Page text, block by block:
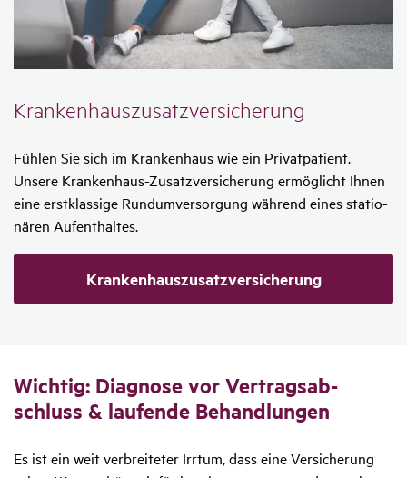
Kran­ken­haus­zu­satz­ver­si­che­rung
Fühlen Sie sich im Kran­ken­haus wie ein Privat­pa­tient.
Unsere Kran­ken­haus-Zusatz­ver­si­che­rung ermög­licht Ihnen
eine erst­klas­sige Rund­um­ver­sor­gung während eines statio­
nären Aufent­haltes.
Krankenhauszusatz­versicherung
Wichtig: Diagnose vor Vertrags­ab­
schluss & laufende Behand­lungen
Es ist ein weit verbreiteter Irrtum, dass eine Versicherung